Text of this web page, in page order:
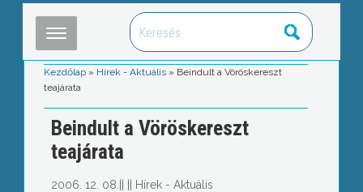
Kezdőlap » Hírek - Aktuális » Beindult a Vöröskereszt
teajárata
Beindult a Vöröskereszt
teajárata
2006. 12. 08. Hírek - Aktuális